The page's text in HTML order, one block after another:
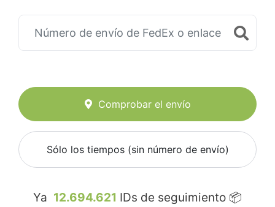
Comprobar el envío
Sólo los tiempos (sin número de envío)
Ya 12.694.621 IDs de seguimiento 📦